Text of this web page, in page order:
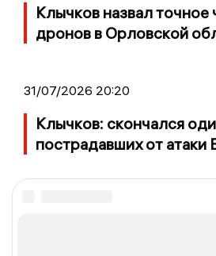
Клычков назвал точное
дронов в Орловской
31/07/2026 20:20
Клычков: скончался
пострадавших от атаки